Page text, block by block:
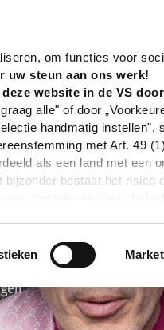
om functies voor
uw steun aan ons werk!
website in de VS
alle" of door
handmatig instellen",
met Art. 49
als een land met een
bestaat het risico
|Impressum